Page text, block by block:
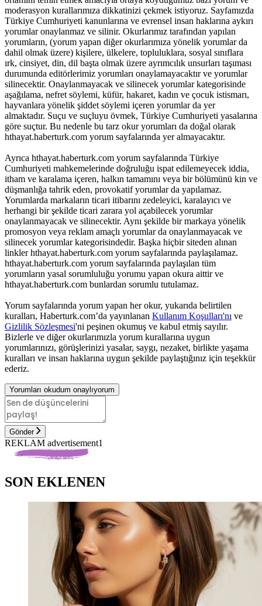
moderasyon kurallarımıza dikkatinizi çekmek istiyoruz. Sayfamızda
Türkiye Cumhuriyeti kanunlarına ve evrensel insan haklarına aykırı
yorumlar onaylanmaz ve silinir. Okurlarımız tarafından yapılan
yorumların, (yorum yapan diğer okurlarımıza yönelik yorumlar da
dahil olmak üzere) kişilere, ülkelere, topluluklara, sosyal sınıflara
ırk, cinsiyet, din, dil başta olmak üzere ayrımcılık unsurları taşıması
durumunda editörlerimiz yorumları onaylamayacaktır ve yorumlar
silinecektir. Onaylanmayacak ve silinecek yorumlar kategorisinde
aşağılama, nefret söylemi, küfür, hakaret, kadın ve çocuk istismarı,
hayvanlara yönelik şiddet söylemi içeren yorumlar da yer
almaktadır. Suçu ve suçluyu övmek, Türkiye Cumhuriyeti yasalarına
göre suçtur. Bu nedenle bu tarz okur yorumları da doğal olarak
hthayat.haberturk.com yorum sayfalarında yer almayacaktır.
Ayrıca hthayat.haberturk.com yorum sayfalarında Türkiye
Cumhuriyeti mahkemelerinde doğruluğu ispat edilemeyecek iddia,
itham ve karalama içeren, halkın tamamını veya bir bölümünü kin ve
düşmanlığa tahrik eden, provokatif yorumlar da yapılamaz.
Yorumlarda markaların ticari itibarını zedeleyici, karalayıcı ve
herhangi bir şekilde ticari zarara yol açabilecek yorumlar
onaylanmayacak ve silinecektir. Aynı şekilde bir markaya yönelik
promosyon veya reklam amaçlı yorumlar da onaylanmayacak ve
silinecek yorumlar kategorisindedir. Başka hiçbir siteden alınan
linkler hthayat.haberturk.com yorum sayfalarında paylaşılamaz.
hthayat.haberturk.com yorum sayfalarında paylaşılan tüm
yorumların yasal sorumluluğu yorumu yapan okura aittir ve
hthayat.haberturk.com bunlardan sorumlu tutulamaz.
Yorum sayfalarında yorum yapan her okur, yukarıda belirtilen
kuralları, Haberturk.com’da yayınlanan Kullanım Koşulları'nı ve
Gizlilik Sözleşmesi'ni peşinen okumuş ve kabul etmiş sayılır.
Bizlerle ve diğer okurlarımızla yorum kurallarına uygun
yorumlarınızı, görüşlerinizi yasalar, saygı, nezaket, birlikte yaşama
kuralları ve insan haklarına uygun şekilde paylaştığınız için teşekkür
ederiz.
Yorumları okudum onaylıyorum
Gönder
REKLAM advertisement1
SON EKLENEN